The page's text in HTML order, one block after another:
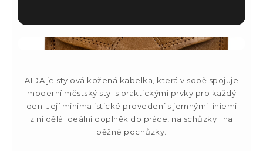
AIDA je stylová kožená kabelka, která v sobě spojuje
moderní městský styl s praktickými prvky pro každý
den. Její minimalistické provedení s jemnými liniemi
z ní dělá ideální doplněk do práce, na schůzky i na
běžné pochůzky.